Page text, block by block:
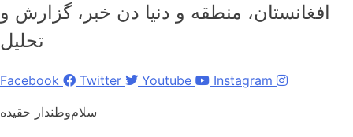
افغانستان، منطقه و دنیا دن خبر، گزارش و
تحلیل
Facebook Twitter Youtube
Instagram
سلام‌وطندار حقیده